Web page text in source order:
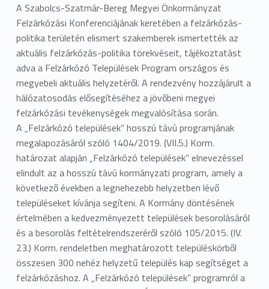
A Szabolcs-Szatmár-Bereg Megyei Önkormányzat
Felzárkózási Konferenciájának keretében a felzárkózás-
politika területén elismert szakemberek ismertették az
aktuális felzárkózás-politika törekvéseit, tájékoztatást
adva a Felzárkózó Települések Program országos és
megyebeli aktuális helyzetéről. A rendezvény hozzájárult a
hálózatosodás elősegítéséhez a jövőbeni megyei
felzárkózási tevékenységek megvalósítása során.
A „Felzárkózó települések” hosszú távú programjának
megalapozásáról szóló 1404/2019. (VII.5.) Korm.
határozat alapján „Felzárkózó települések” elnevezéssel
elindult az a hosszú távú kormányzati program, amely a
következő években a legnehezebb helyzetben lévő
településeket kívánja segíteni. A Kormány döntésének
értelmében a kedvezményezett települések besorolásáról
és a besorolás feltételrendszeréről szóló 105/2015. (IV.
23.) Korm. rendeletben meghatározott településkörből
összesen 300 nehéz helyzetű település kap segítséget a
felzárkózáshoz. A „Felzárkózó települések” programról a